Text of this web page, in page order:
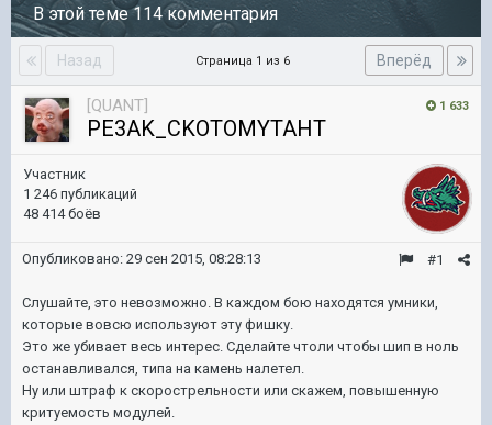
В этой теме 114 комментария
Назад Вперёд
Страница 1 из 6
1 633
[QUANT]
PE3AK_CKOTOMYTAHT
Участник
1 246 публикаций
48 414 боёв
#1
Опубликовано: 29 сен 2015, 08:28:13
Слушайте, это невозможно. В каждом бою находятся умники,
которые вовсю используют эту фишку.
Это же убивает весь интерес. Сделайте чтоли чтобы шип в ноль
останавливался, типа на камень налетел.
Ну или штраф к скорострельности или скажем, повышенную
критуемость модулей.